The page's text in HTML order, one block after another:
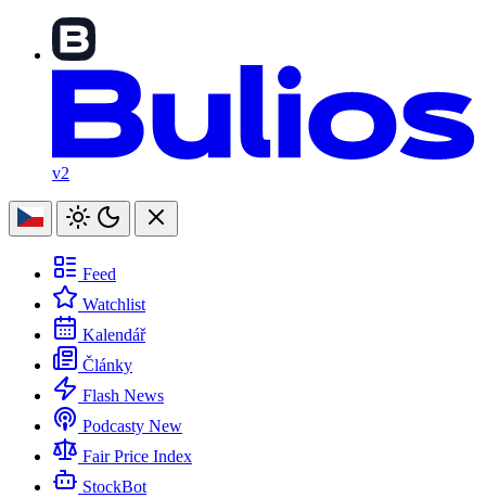
v2
Feed
Watchlist
Kalendář
Články
Flash News
Podcasty New
Fair Price Index
StockBot